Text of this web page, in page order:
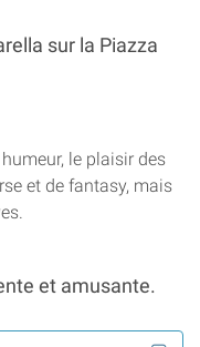
sur la Piazza
le plaisir des
et de fantasy, mais
et amusante.